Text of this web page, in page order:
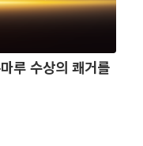
루 수상의 쾌거를